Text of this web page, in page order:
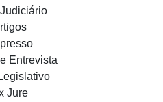
Entrevista
Jure